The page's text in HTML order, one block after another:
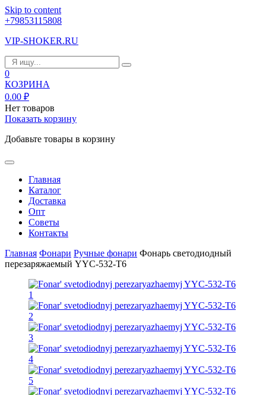
Skip to content
+79853115808
VIP-SHOKER.RU
0
КОЗРИНА
0.00 ₽
Нет товаров
Показать корзину
Добавьте товары в корзину
Главная
Каталог
Доставка
Опт
Советы
Контакты
Главная Фонари Ручные фонари Фонарь светодиодный
перезаряжаемый YYC-532-T6